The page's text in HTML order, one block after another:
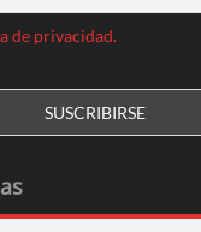
de privacidad.